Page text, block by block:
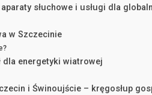
słuchowe i usługi dla
w Szczecinie
dla energetyki wiatrowej
i Świnoujście – kręgosłup